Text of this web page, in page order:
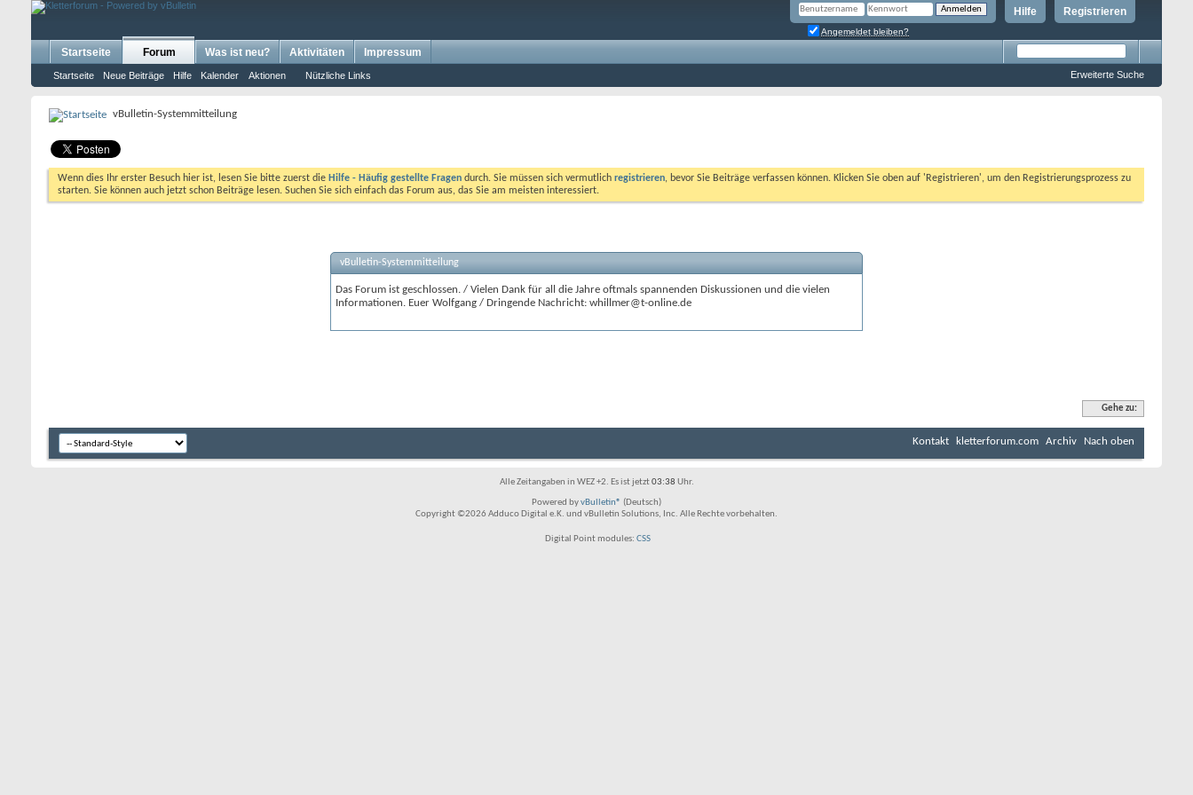
Registrieren
Hilfe
Angemeldet bleiben?
Startseite Forum
Startseite Neue Beiträge Hilfe Kalender Aktionen Nützliche Links
Was ist neu? Aktivitäten Impressum
Erweiterte Suche
vBulletin-Systemmitteilung
Wenn dies Ihr erster Besuch hier ist, lesen Sie bitte zuerst die Hilfe - Häufig gestellte Fragen durch. Sie müssen sich vermutlich registrieren, bevor Sie Beiträge verfassen können. Klicken Sie oben auf 'Registrieren', um den Registrierungsprozess zu
starten. Sie können auch jetzt schon Beiträge lesen. Suchen Sie sich einfach das Forum aus, das Sie am meisten interessiert.
vBulletin-Systemmitteilung
Das Forum ist geschlossen. / Vielen Dank für all die Jahre oftmals spannenden Diskussionen und die vielen
Informationen. Euer Wolfgang / Dringende Nachricht: whillmer@t-online.de
Gehe zu:
Kontakt kletterforum.com Archiv Nach oben
Alle Zeitangaben in WEZ +2. Es ist jetzt03:38 Uhr.
Powered byvBulletin® (Deutsch)
Copyright ©2026 Adduco Digital e.K. und vBulletin Solutions, Inc. Alle Rechte vorbehalten.
Digital Point modules: CSS